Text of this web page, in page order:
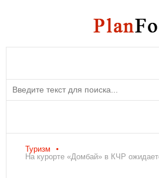
Туризм
На курорте «Домбай» в КЧР